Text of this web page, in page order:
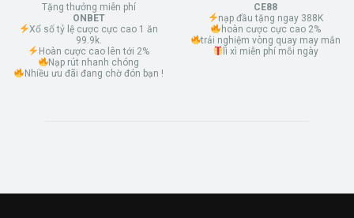
Tặng thưởng miễn phí
ONBET
Xổ số tỷ lệ cược cực cao 1 ăn
99.9k.
Hoàn cược cao lên tới 2%
Nạp rút nhanh chóng
Nhiều ưu đãi đang chờ đón bạn !
CE88
nạp đầu tặng ngay 388K
hoàn cược cực cao 2%
trải nghiệm vòng quay may mắn
lì xì miễn phí mỗi ngày